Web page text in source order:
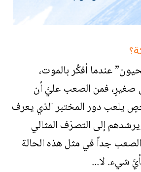
عندما أفكِّر بالموت،
فمن الصعب عليَّ أن
يلعب دور المختبر الذي يعرف
إلى التصرّف المثالي
جداً في مثل هذه الحالة
شيء. لا...